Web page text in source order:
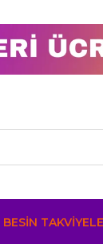
BESİN